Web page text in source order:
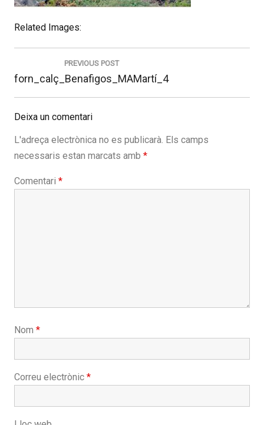
Related Images:
Navegació
PREVIOUS POST
Previous
post:
forn_calç_Benafigos_MAMartí_4
Deixa un comentari
L'adreça electrònica no es publicarà. Els camps
necessaris estan marcats amb *
Comentari *
Nom *
Correu electrònic *